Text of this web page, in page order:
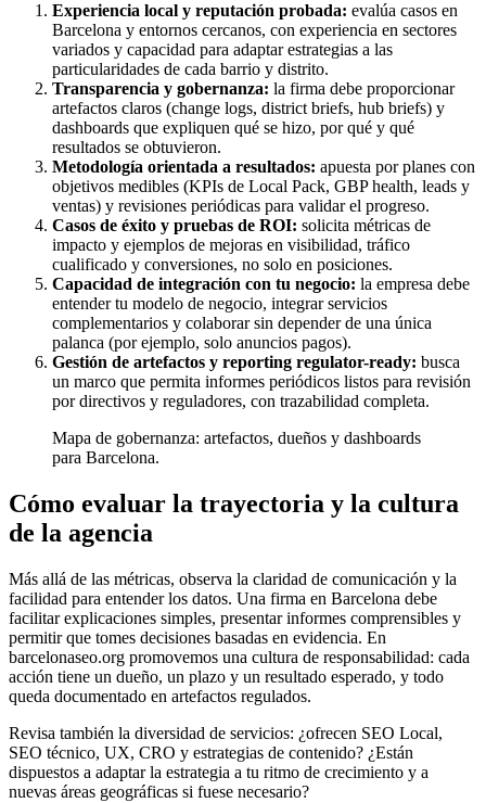
Experiencia local y reputación probada: evalúa casos en
Barcelona y entornos cercanos, con experiencia en sectores
variados y capacidad para adaptar estrategias a las
particularidades de cada barrio y distrito.
Transparencia y gobernanza: la firma debe proporcionar
artefactos claros (change logs, district briefs, hub briefs) y
dashboards que expliquen qué se hizo, por qué y qué
resultados se obtuvieron.
Metodología orientada a resultados: apuesta por planes con
objetivos medibles (KPIs de Local Pack, GBP health, leads y
ventas) y revisiones periódicas para validar el progreso.
Casos de éxito y pruebas de ROI: solicita métricas de
impacto y ejemplos de mejoras en visibilidad, tráfico
cualificado y conversiones, no solo en posiciones.
Capacidad de integración con tu negocio: la empresa debe
entender tu modelo de negocio, integrar servicios
complementarios y colaborar sin depender de una única
palanca (por ejemplo, solo anuncios pagos).
Gestión de artefactos y reporting regulator-ready: busca
un marco que permita informes periódicos listos para revisión
por directivos y reguladores, con trazabilidad completa.
Mapa de gobernanza: artefactos, dueños y dashboards
para Barcelona.
Cómo evaluar la trayectoria y la cultura
de la agencia
Más allá de las métricas, observa la claridad de comunicación y la
facilidad para entender los datos. Una firma en Barcelona debe
facilitar explicaciones simples, presentar informes comprensibles y
permitir que tomes decisiones basadas en evidencia. En
barcelonaseo.org promovemos una cultura de responsabilidad: cada
acción tiene un dueño, un plazo y un resultado esperado, y todo
queda documentado en artefactos regulados.
Revisa también la diversidad de servicios: ¿ofrecen SEO Local,
SEO técnico, UX, CRO y estrategias de contenido? ¿Están
dispuestos a adaptar la estrategia a tu ritmo de crecimiento y a
nuevas áreas geográficas si fuese necesario?